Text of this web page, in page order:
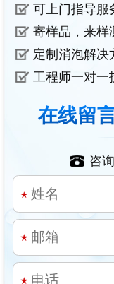
在线留
可上门指导服
寄样品，来样
定制消泡解决
工程师一对一
咨